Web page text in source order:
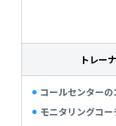
トレー
コールセンター
モニタリングコ